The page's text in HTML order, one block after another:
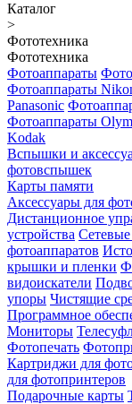
Каталог
>
Фототехника
Фототехника
Фотоаппараты
Фотоаппараты
Panasonic
Фотоаппараты
Kodak
Вспышки и
фотовспышек
Карты памяти
Аксессуары для
Дистанционное
устройства
фотоаппаратов
крышки и пленки
видоискатели
упоры Чистящие
Программное
Мониторы
Фотопечать
Картриджи для
для фотопринтеров
Подарочные карты